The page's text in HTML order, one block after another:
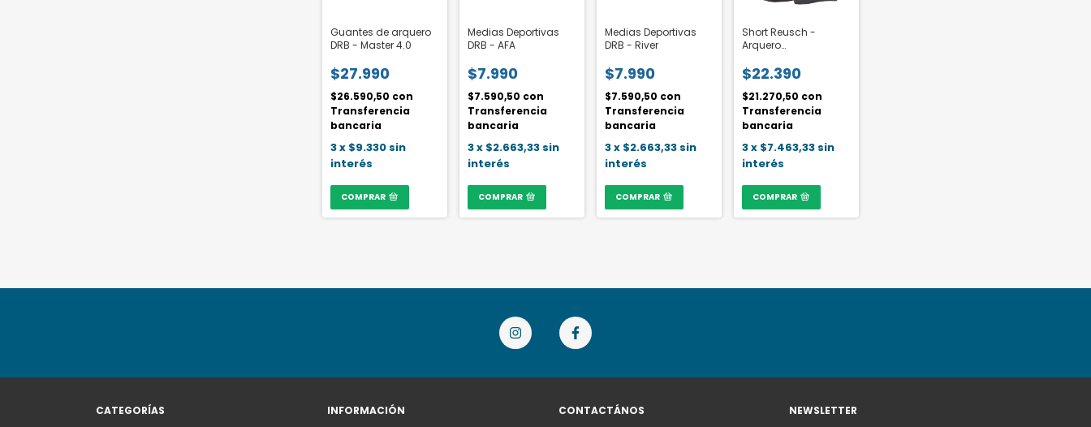
Guantes de arquero
DRB - Master 4.0
$27.990
$26.590,50 con
Transferencia
bancaria
3x $9.330 sin
interés
COMPRAR
Medias Deportivas
DRB - AFA
$7.990
$7.590,50 con
Transferencia
bancaria
3x $2.663,33 sin
interés
COMPRAR
Medias Deportivas
DRB - River
$7.990
$7.590,50 con
Transferencia
bancaria
3x $2.663,33 sin
interés
COMPRAR
Short Reusch -
Arquero
$22.390
$21.270,50 con
Transferencia
bancaria
3x $7.463,33 sin
interés
COMPRAR
CATEGORÍAS INFORMACIÓN CONTACTÁNOS NEWSLETTER